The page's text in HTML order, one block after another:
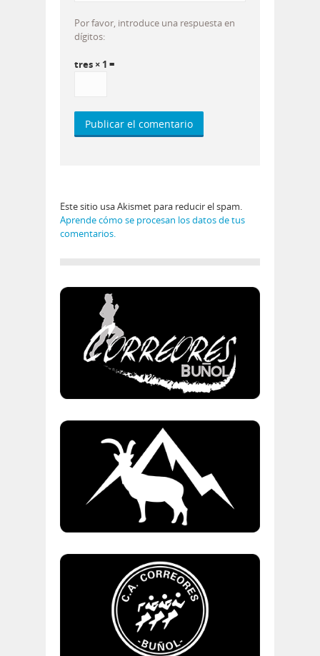
Por favor, introduce una respuesta en
dígitos:
tres × 1 =
Este sitio usa Akismet para reducir el spam.
Aprende cómo se procesan los datos de tus
comentarios.